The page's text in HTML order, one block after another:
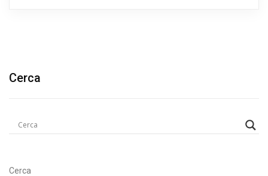
Cerca
Cerca